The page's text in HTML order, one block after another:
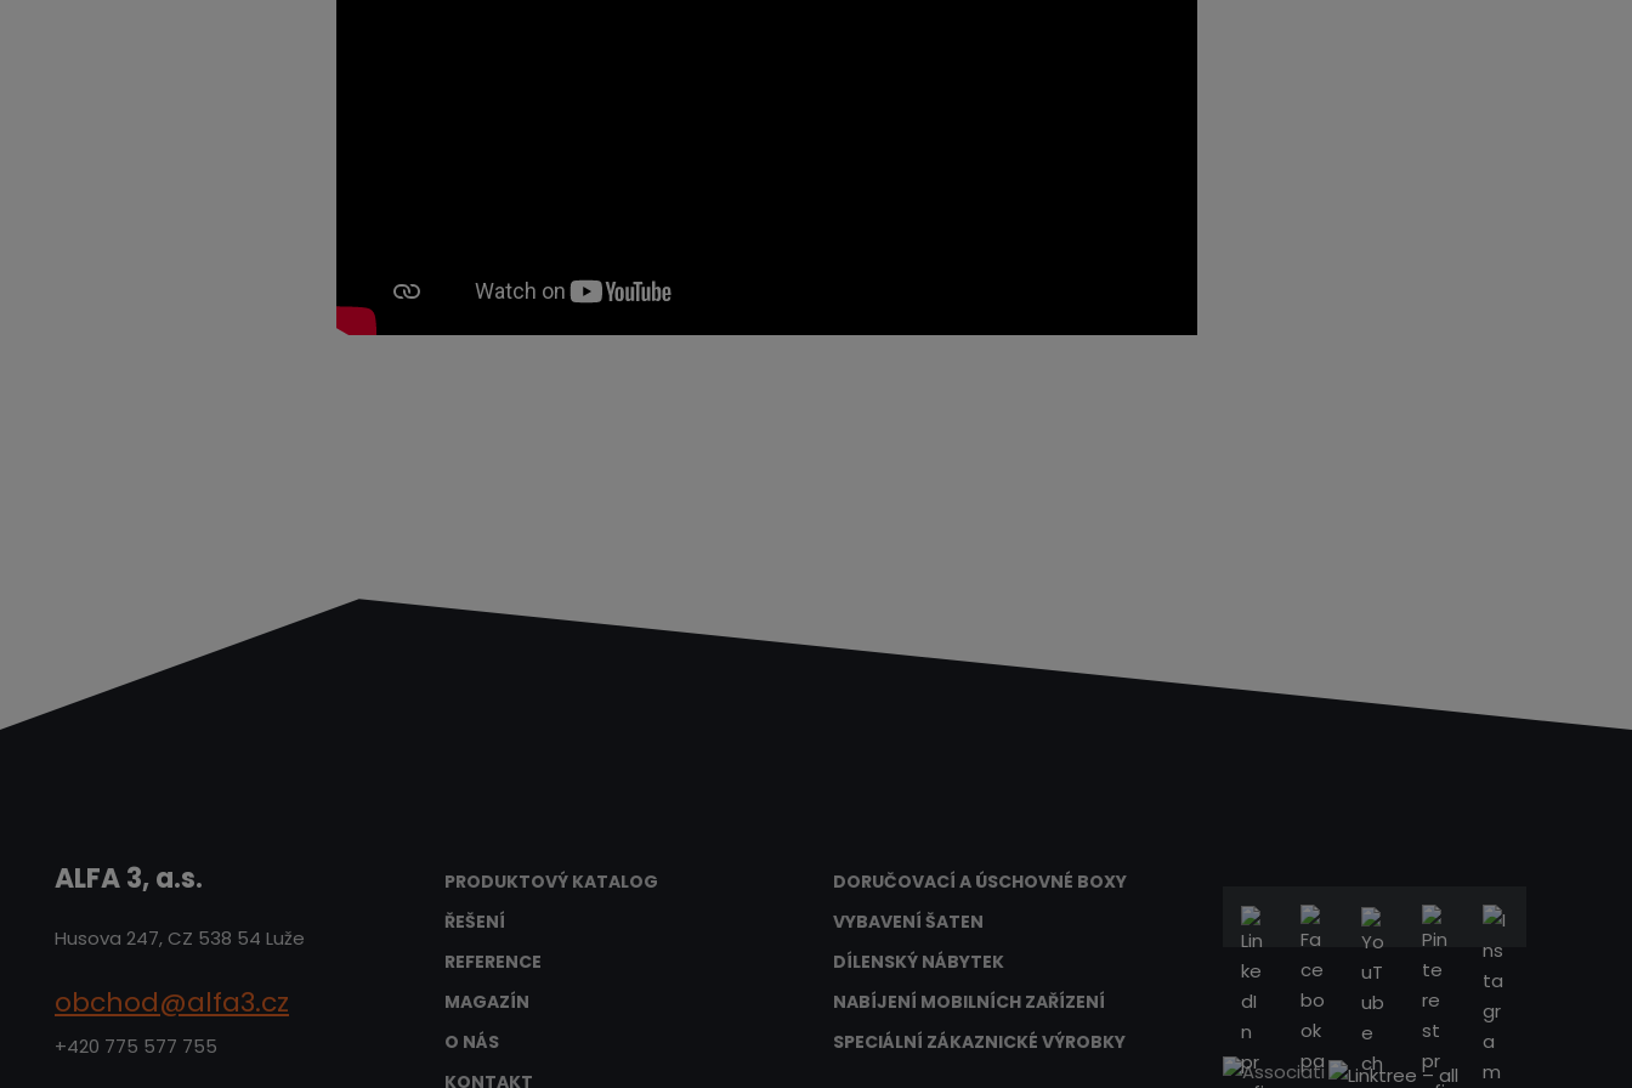
ALFA 3, a.s.
Husova 247, CZ 538 54 Luže
obchod@alfa3.cz
+420 775 577 755
PRODUKTOVÝ KATALOG
ŘEŠENÍ
REFERENCE
MAGAZÍN
O NÁS
KONTAKT
DORUČOVACÍ A ÚSCHOVNÉ BOXY
VYBAVENÍ ŠATEN
DÍLENSKÝ NÁBYTEK
NABÍJENÍ MOBILNÍCH ZAŘÍZENÍ
SPECIÁLNÍ ZÁKAZNICKÉ VÝROBKY